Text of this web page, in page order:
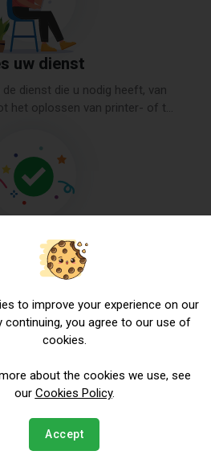
uw dienst
dienst die u nodig heeft, van
het oplossen van printer- of tv-
de betaling
online voor de service.
uw tijdslot
die u het beste uitkomt.
to improve your experience on our
continuing, you agree to our use of
cookies.
about the cookies we use, see
our Cookies Policy.
Accept